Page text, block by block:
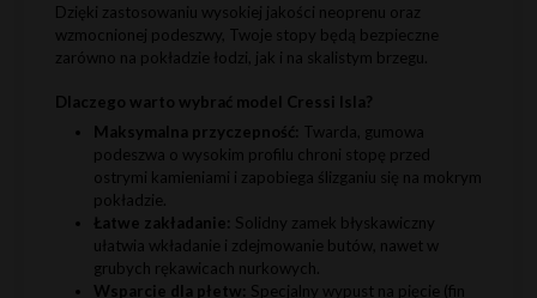
Dzięki zastosowaniu wysokiej jakości neoprenu oraz
wzmocnionej podeszwy, Twoje stopy będą bezpieczne
zarówno na pokładzie łodzi, jak i na skalistym brzegu.
Dlaczego warto wybrać model Cressi Isla?
Maksymalna przyczepność: Twarda, gumowa
podeszwa o wysokim profilu chroni stopę przed
ostrymi kamieniami i zapobiega ślizganiu się na mokrym
pokładzie.
Łatwe zakładanie: Solidny zamek błyskawiczny
ułatwia wkładanie i zdejmowanie butów, nawet w
grubych rękawicach nurkowych.
Wsparcie dla płetw: Specjalny wypust na pięcie (fin